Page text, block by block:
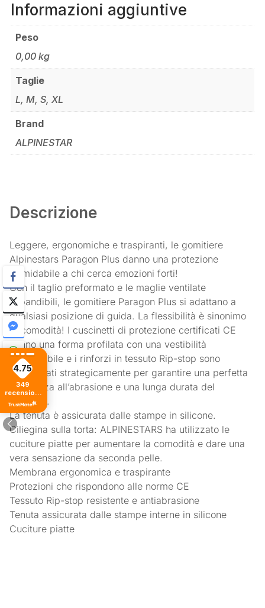
Informazioni aggiuntive
Peso
0,00 kg
Taglie
L, M, S, XL
Brand
ALPINESTAR
Descrizione
Leggere, ergonomiche e traspiranti, le gomitiere
Alpinestars Paragon Plus danno una protezione
formidabile a chi cerca emozioni forti!
Con il taglio preformato e le maglie ventilate
espandibili, le gomitiere Paragon Plus si adattano a
qualsiasi posizione di guida. La flessibilità è sinonimo
di comodità! I cuscinetti di protezione certificati CE
hanno una forma profilata con una vestibilità
impeccabile e i rinforzi in tessuto Rip-stop sono
posizionati strategicamente per garantire una perfetta
resistenza all’abrasione e una lunga durata del
prodotto.
La tenuta è assicurata dalle stampe in silicone.
Ciliegina sulla torta: ALPINESTARS ha utilizzato le
cuciture piatte per aumentare la comodità e dare una
vera sensazione da seconda pelle.
Membrana ergonomica e traspirante
Protezioni che rispondono alle norme CE
Tessuto Rip-stop resistente e antiabrasione
Tenuta assicurata dalle stampe interne in silicone
Cuciture piatte
4.75
349
recensioni
di tutti i
tempi